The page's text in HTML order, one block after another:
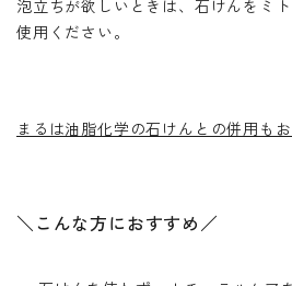
泡立ちが欲しいときは、石けんをミ
使用ください。
まるは油脂化学の石けんとの併用もお
＼こんな方におすすめ／